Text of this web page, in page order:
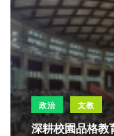
政治 文教
深耕校園品格